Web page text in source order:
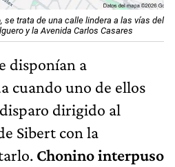
se trata de una calle lindera a las vías del
y la Avenida Carlos Casares
disponían a
cuando uno de ellos
dirigido al
Sibert con la
Chonino interpuso